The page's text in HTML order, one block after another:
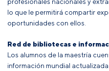
lo que le permitirá compartir
oportunidades con ellos.
Red de bibliotecas e
Los alumnos de la maestría
información mundial